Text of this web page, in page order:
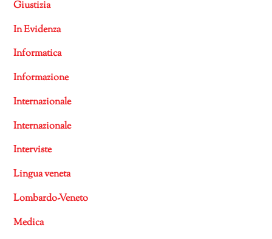
Giustizia
In Evidenza
Informatica
Informazione
Internazionale
Internazionale
Interviste
Lingua veneta
Lombardo-Veneto
Medica